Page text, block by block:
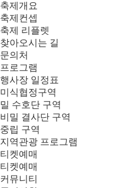
축제개요
축제컨셉
축제 리플렛
찾아오시는 길
문의처
프로그램
행사장 일정표
미식협정구역
밀 수호단 구역
비밀 결사단 구역
중립 구역
지역관광 프로그램
티켓예매
티켓예매
커뮤니티